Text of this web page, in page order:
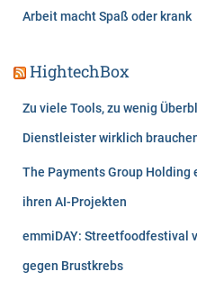
Arbeit macht Spaß oder krank
HightechBox
Zu viele Tools, zu wenig
Dienstleister wirklich
The Payments Group
ihren AI-Projekten
emmiDAY: Streetfoodfestival
gegen Brustkrebs